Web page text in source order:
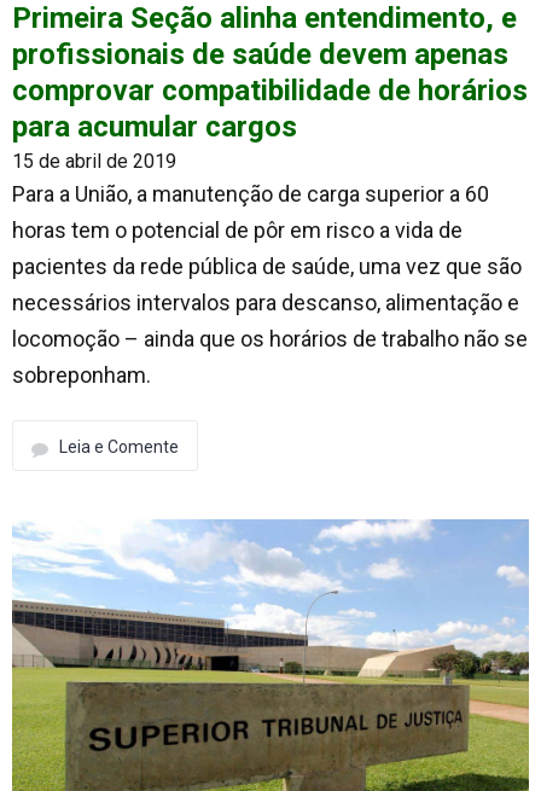
Primeira Seção alinha entendimento, e
profissionais de saúde devem apenas
comprovar compatibilidade de horários
para acumular cargos
15 de abril de 2019
Para a União, a manutenção de carga superior a 60
horas tem o potencial de pôr em risco a vida de
pacientes da rede pública de saúde, uma vez que são
necessários intervalos para descanso, alimentação e
locomoção – ainda que os horários de trabalho não se
sobreponham.
Leia e Comente